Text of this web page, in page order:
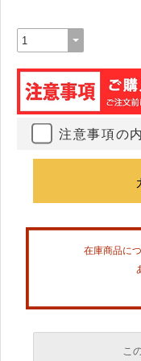
注意事項の
在庫商品に
こ